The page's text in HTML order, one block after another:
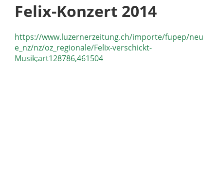
Felix-Konzert 2014
https://www.luzernerzeitung.ch/importe/fupep/neu
e_nz/nz/oz_regionale/Felix-verschickt-
Musik;art128786,461504